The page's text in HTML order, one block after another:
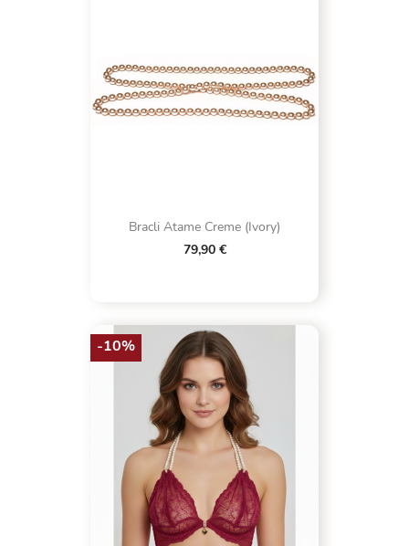
Bracli Atame Creme (Ivory)
79,90 €
-10%